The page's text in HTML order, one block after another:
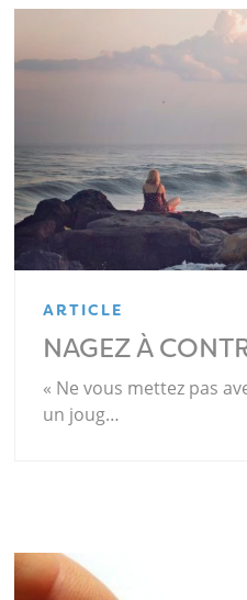
ARTICLE
NAGEZ À
« Ne vous mettez pas
un joug…